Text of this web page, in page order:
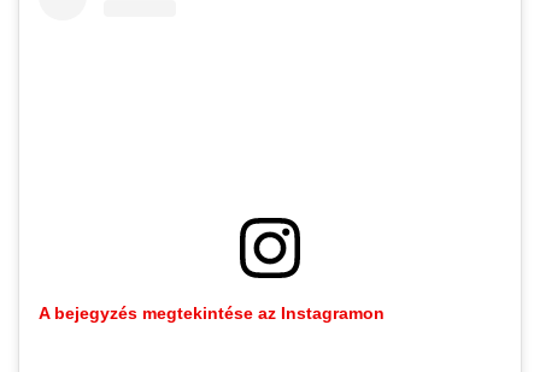
A bejegyzés megtekintése az Instagramon